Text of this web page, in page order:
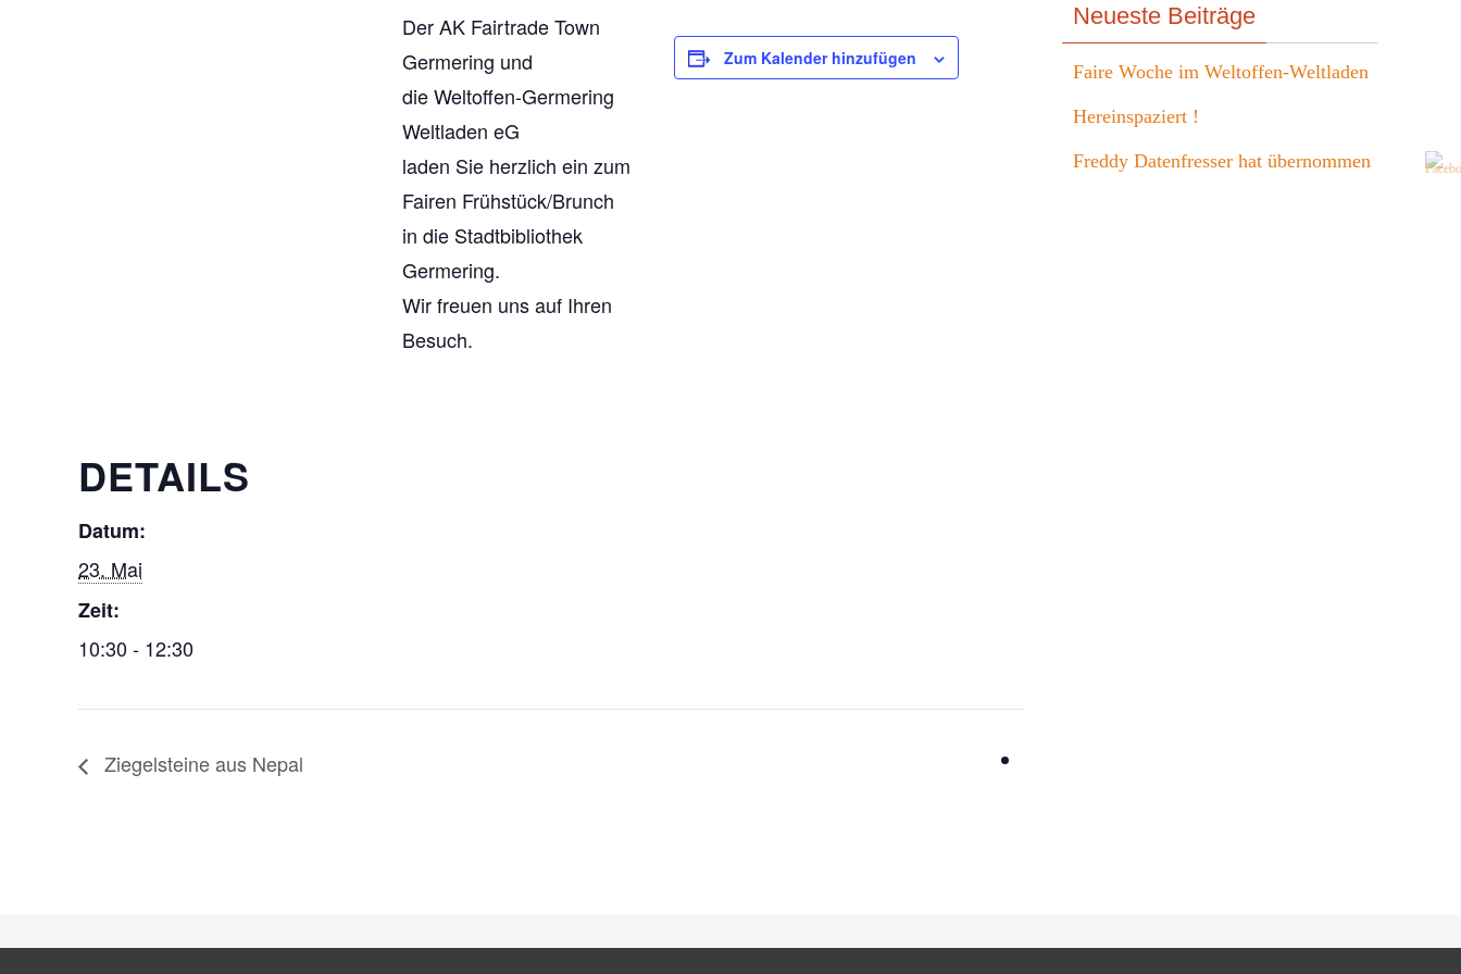
Der AK Fairtrade Town
Germering und
die Weltoffen-Germering
Weltladen eG
laden Sie herzlich ein zum
Fairen Frühstück/Brunch
in die Stadtbibliothek
Germering.
Wir freuen uns auf Ihren
Besuch.
Zum Kalender hinzufügen
DETAILS
Datum:
23. Mai
Zeit:
10:30 - 12:30
Ziegelsteine aus Nepal
Neueste Beiträge
Faire Woche im Weltoffen-Weltladen
Hereinspaziert !
Freddy Datenfresser hat übernommen